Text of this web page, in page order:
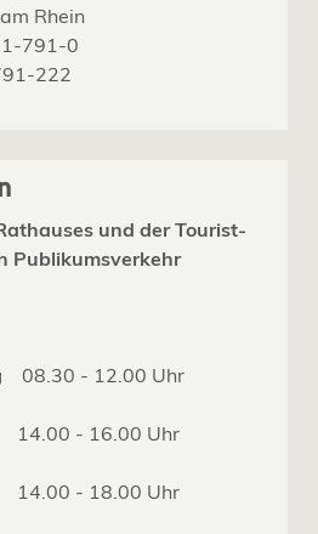
Rhein
791-0
222
und der Tourist-
Publikumsverkehr
08.30 - 12.00 Uhr
- 16.00 Uhr
- 18.00 Uhr